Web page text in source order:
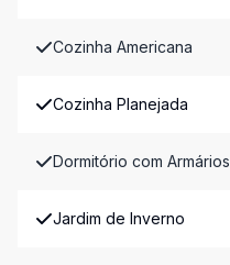
Cozinha Americana
Cozinha Planejada
Dormitório com Armários
Jardim de Inverno